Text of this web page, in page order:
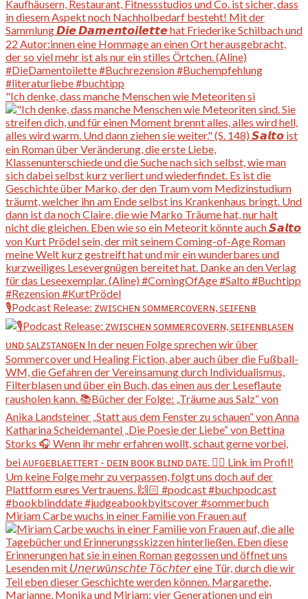
"Ich denke, dass manche Menschen wie Meteoriten si
🎙️Podcast Release: ᴢᴡɪꜱᴄʜᴇɴ ꜱᴏᴍᴍᴇʀᴄᴏᴠᴇʀɴ, ꜱᴇɪꜰᴇɴʙ
Miriam Carbe wuchs in einer Familie von Frauen auf